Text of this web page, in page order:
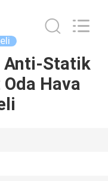
Anti-Statik
Oda Hava